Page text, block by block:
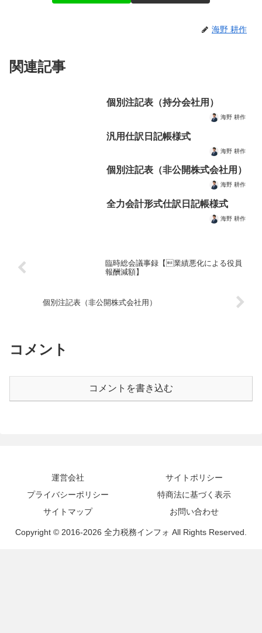
海野 耕作
関連記事
個別注記表（持分会社用）
海野 耕作
汎用仕訳日記帳様式
海野 耕作
個別注記表（非公開株式会社用）
海野 耕作
全力会計形式仕訳日記帳様式
海野 耕作
臨時総会議事録【業績悪化による役員
報酬減額】
個別注記表（非公開株式会社用）
コメント
コメントを書き込む
運営会社
サイトポリシー
プライバシーポリシー
特商法に基づく表示
サイトマップ
お問い合わせ
Copyright © 2016-2026 全力税務インフォ All Rights Reserved.